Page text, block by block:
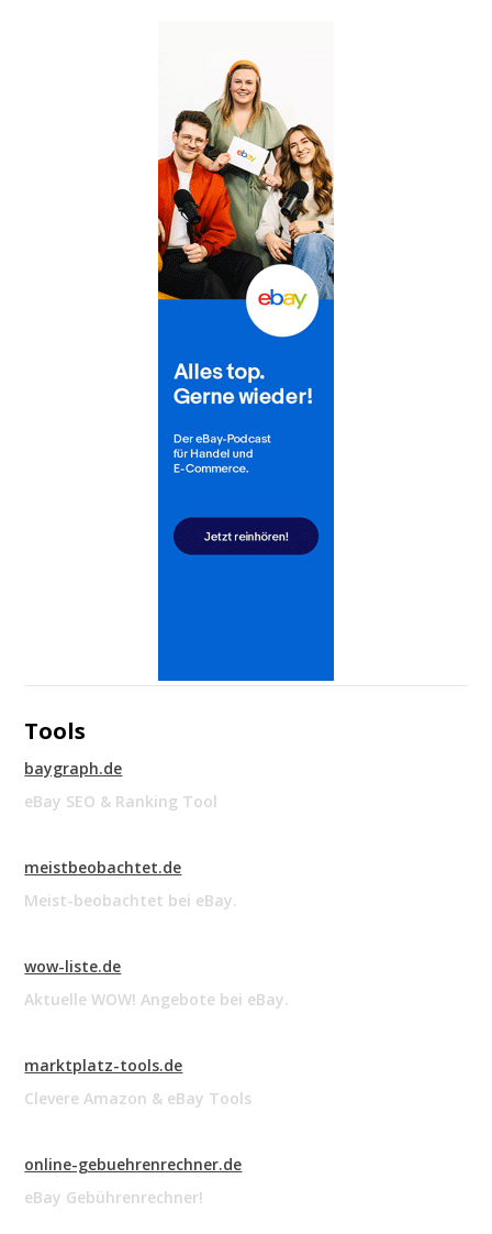
Tools
baygraph.de
eBay SEO & Ranking Tool
meistbeobachtet.de
Meist-beobachtet bei eBay.
wow-liste.de
Aktuelle WOW! Angebote bei eBay.
marktplatz-tools.de
Clevere Amazon & eBay Tools
online-gebuehrenrechner.de
eBay Gebührenrechner!